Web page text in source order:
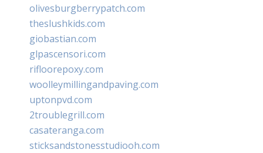
olivesburgberrypatch.com
theslushkids.com
giobastian.com
glpascensori.com
rifloorepoxy.com
woolleymillingandpaving.com
uptonpvd.com
2troublegrill.com
casateranga.com
sticksandstonesstudiooh.com